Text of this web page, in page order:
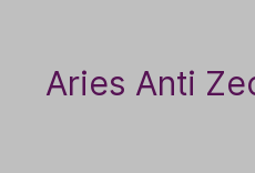
Aries Anti